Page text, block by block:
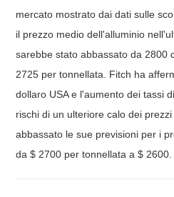
mercato mostrato dai dati sulle
il prezzo medio dell'alluminio
sarebbe stato abbassato da 2800
2725 per tonnellata. Fitch ha
dollaro USA e l'aumento dei tassi
rischi di un ulteriore calo dei
abbassato le sue previsioni per i
da $ 2700 per tonnellata a $ 2600.